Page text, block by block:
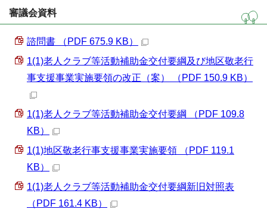
審議会資料
諮問書 （PDF 675.9 KB）
1(1)老人クラブ等活動補助金交付要綱及び地区敬老行
事支援事業実施要領の改正（案） （PDF 150.9 KB）
1(1)老人クラブ等活動補助金交付要綱 （PDF 109.8
KB）
1(1)地区敬老行事支援事業実施要領 （PDF 119.1
KB）
1(1)老人クラブ等活動補助金交付要綱新旧対照表
（PDF 161.4 KB）